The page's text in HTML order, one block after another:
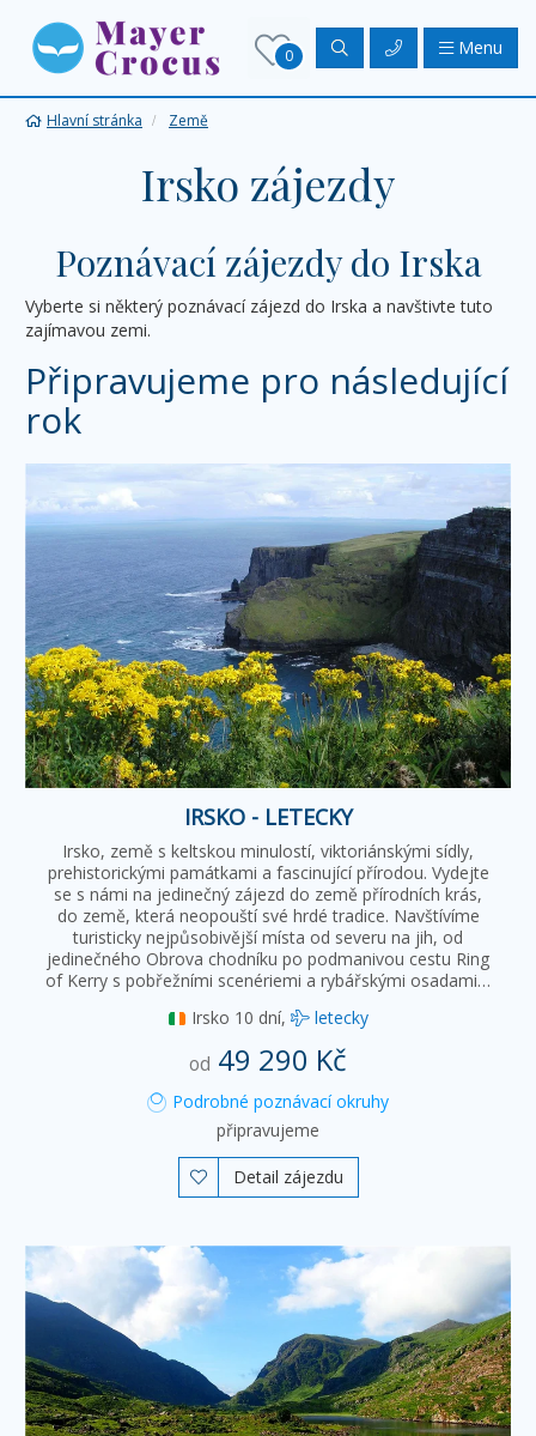
0 Menu
Hlavní stránka Země
Irsko zájezdy
Poznávací zájezdy do Irska
Vyberte si některý poznávací zájezd do Irska a navštivte tuto
zajímavou zemi.
Připravujeme pro následující
rok
IRSKO - LETECKY
Irsko, země s keltskou minulostí, viktoriánskými sídly,
prehistorickými památkami a fascinující přírodou. Vydejte
se s námi na jedinečný zájezd do země přírodních krás,
do země, která neopouští své hrdé tradice. Navštívíme
turisticky nejpůsobivější místa od severu na jih, od
jedinečného Obrova chodníku po podmanivou cestu Ring
of Kerry s pobřežními scenériemi a rybářskými osadami…
Irsko 10 dní, letecky
od 49 290 Kč
Podrobné poznávací okruhy
připravujeme
 Detail zájezdu